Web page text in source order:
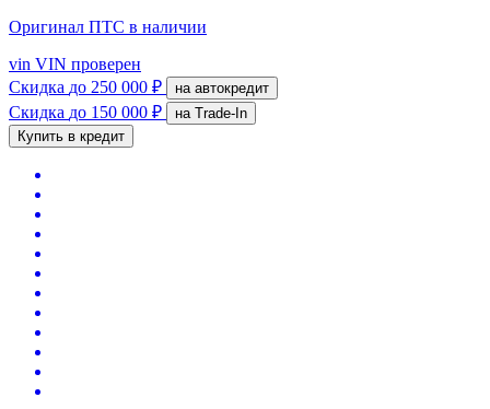
Оригинал ПТС в наличии
vin VIN проверен
Скидка до 250 000 ₽ на автокредит
Скидка до 150 000 ₽
на Trade-In
Купить в кредит